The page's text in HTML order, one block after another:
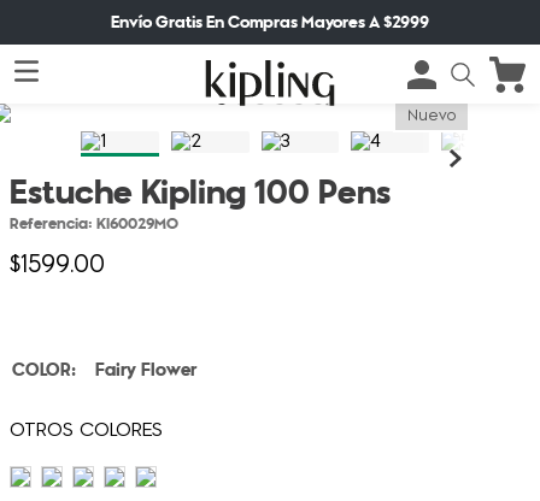
Envío Gratis En Compras Mayores A $2999
Nuevo
Estuche Kipling 100 Pens
Referencia: KI60029MO
$1599.00
Fairy Flower